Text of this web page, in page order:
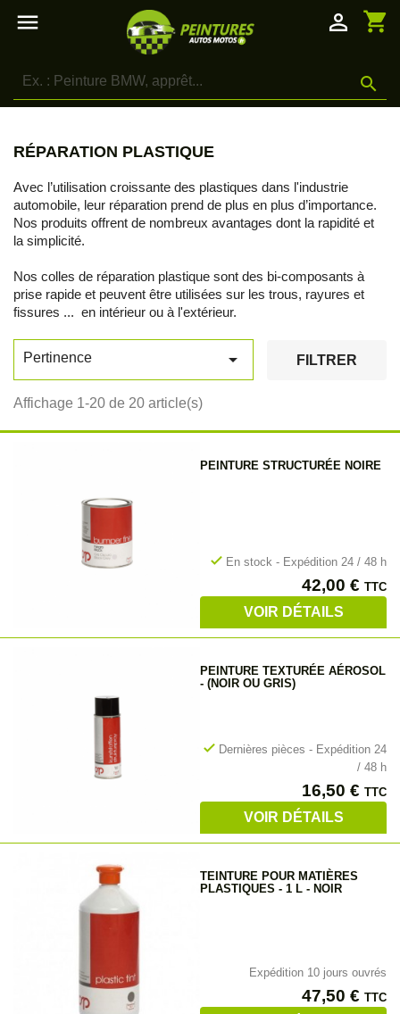
 shopping_cart
person_outline

RÉPARATION PLASTIQUE
Avec l’utilisation croissante des plastiques dans l'industrie
automobile, leur réparation prend de plus en plus d’importance.
Nos produits offrent de nombreux avantages dont la rapidité et
la simplicité.
Nos colles de réparation plastique sont des bi-composants à
prise rapide et peuvent être utilisées sur les trous, rayures et
fissures ... en intérieur ou à l'extérieur.
Pertinence  FILTRER
Affichage 1-20 de 20 article(s)
PEINTURE STRUCTURÉE NOIRE
check En stock - Expédition 24 / 48 h
Prix
42,00 € TTC
VOIR DÉTAILS
PEINTURE TEXTURÉE AÉROSOL
- (NOIR OU GRIS)
check Dernières pièces - Expédition 24
/ 48 h
Prix
16,50 € TTC
VOIR DÉTAILS
TEINTURE POUR MATIÈRES
PLASTIQUES - 1 L - NOIR
Expédition 10 jours ouvrés
Prix
47,50 € TTC